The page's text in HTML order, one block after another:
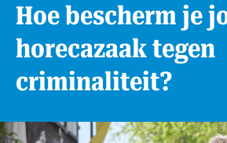
Hoe bescherm je jouw
horecazaak tegen
criminaliteit?